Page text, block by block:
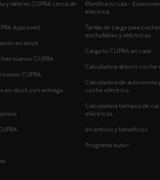
y talleres CUPRA cerca de
Approved
en stock
nuevos CUPRA
CUPRA
en stock con entrega
Planifica tu ruta -
eléctrica
Tarifas de carga para
enchufables y eléctricos
Carga tu CUPRA en casa
Calculadora ahorro coche
Calculadora de autonomía
coche eléctrico
Calculadora tiempos de
eléctricos
Incentivos y beneficios
Programa Auto+